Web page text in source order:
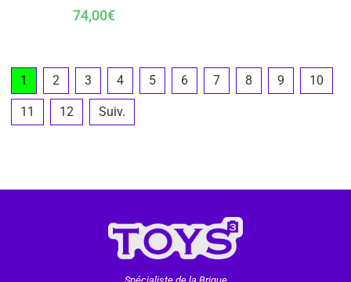
74,00€
1 2 3 4 5 6 7 8 9 10
11 12 Suiv.